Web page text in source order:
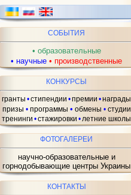
СОБЫТИЯ
• образовательные
• научные • производственные
КОНКУРСЫ
гранты •стипендии •премии •награды
призы • программы • обмены • студии
тренинги •стажировки •летние школы
ФОТОГАЛЕРЕИ
научно-образовательные и
горнодобывающие центры Украины
КОНТАКТЫ